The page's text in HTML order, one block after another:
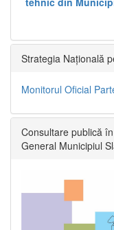
Strategia Națională
Monitorul Oficial
Consultare publică
General Municipiul